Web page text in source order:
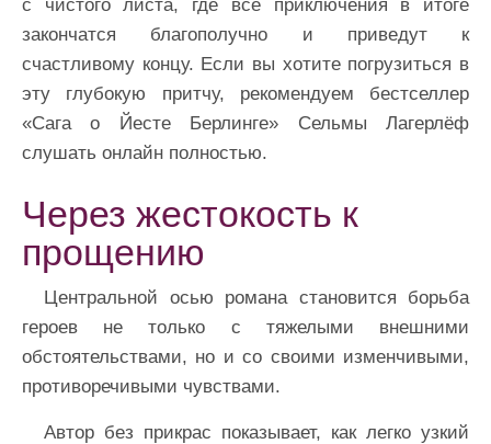
с чистого листа, где все приключения в итоге
закончатся благополучно и приведут к
счастливому концу. Если вы хотите погрузиться в
эту глубокую притчу, рекомендуем бестселлер
«Сага о Йесте Берлинге» Сельмы Лагерлёф
слушать онлайн полностью.
Через жестокость к
прощению
Центральной осью романа становится борьба
героев не только с тяжелыми внешними
обстоятельствами, но и со своими изменчивыми,
противоречивыми чувствами.
Автор без прикрас показывает, как легко узкий